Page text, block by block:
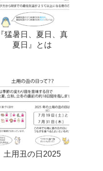
『猛暑日、夏日、真
夏日』とは
土用丑の日2025